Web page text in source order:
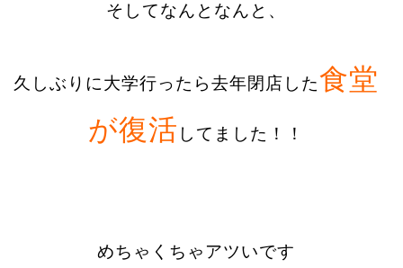
そしてなんとなんと、
久しぶりに大学行ったら去年閉店した食堂
が復活 してました！！
めちゃくちゃアツいです